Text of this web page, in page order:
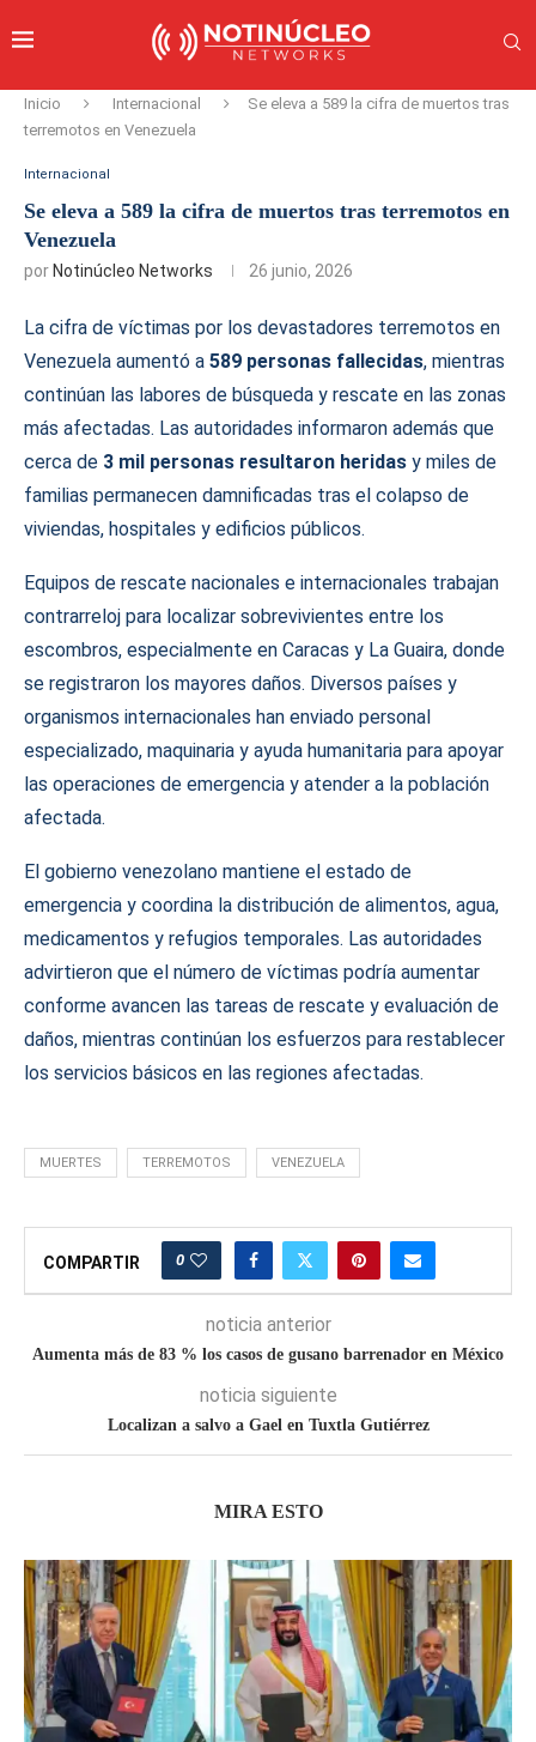
Inicio Internacional
Se eleva a 589 la cifra de muertos tras
terremotos en Venezuela
Internacional
Se eleva a 589 la cifra de muertos tras terremotos en
Venezuela
por Notinúcleo Networks 26 junio, 2026
La cifra de víctimas por los devastadores terremotos en
Venezuela aumentó a 589 personas fallecidas, mientras
continúan las labores de búsqueda y rescate en las zonas
más afectadas. Las autoridades informaron además que
cerca de 3 mil personas resultaron heridas y miles de
familias permanecen damnificadas tras el colapso de
viviendas, hospitales y edificios públicos.
Equipos de rescate nacionales e internacionales trabajan
contrarreloj para localizar sobrevivientes entre los
escombros, especialmente en Caracas y La Guaira, donde
se registraron los mayores daños. Diversos países y
organismos internacionales han enviado personal
especializado, maquinaria y ayuda humanitaria para apoyar
las operaciones de emergencia y atender a la población
afectada.
El gobierno venezolano mantiene el estado de
emergencia y coordina la distribución de alimentos, agua,
medicamentos y refugios temporales. Las autoridades
advirtieron que el número de víctimas podría aumentar
conforme avancen las tareas de rescate y evaluación de
daños, mientras continúan los esfuerzos para restablecer
los servicios básicos en las regiones afectadas.
MUERTES TERREMOTOS VENEZUELA
COMPARTIR 0
noticia anterior
Aumenta más de 83 % los casos de gusano barrenador en México
noticia siguiente
Localizan a salvo a Gael en Tuxtla Gutiérrez
MIRA ESTO